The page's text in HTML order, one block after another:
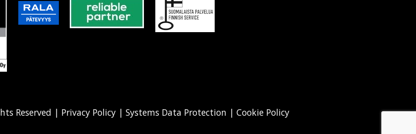
Reserved | Privacy Policy | Systems Data Protection | Cookie Policy